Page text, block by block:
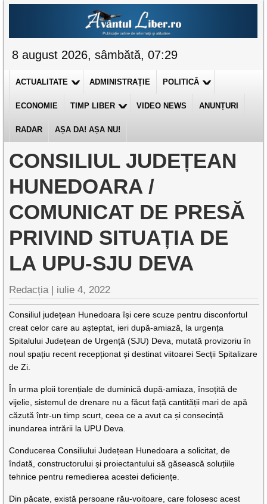
8 august 2026, sâmbătă, 07:29
ACTUALITATE ADMINISTRAȚIE POLITICĂ
ECONOMIE TIMP LIBER VIDEO NEWS ANUNȚURI
RADAR AȘA DA! AȘA NU!
CONSILIUL JUDEȚEAN
HUNEDOARA /
COMUNICAT DE PRESĂ
PRIVIND SITUAȚIA DE
LA UPU-SJU DEVA
Redacția | iulie 4, 2022
Consiliul județean Hunedoara își cere scuze pentru disconfortul
creat celor care au așteptat, ieri după-amiază, la urgența
Spitalului Județean de Urgență (SJU) Deva, mutată provizoriu în
noul spațiu recent recepționat și destinat viitoarei Secții Spitalizare
de Zi.
În urma ploii torențiale de duminică după-amiaza, însoțită de
vijelie, sistemul de drenare nu a făcut față cantității mari de apă
căzută într-un timp scurt, ceea ce a avut ca și consecință
inundarea intrării la UPU Deva.
Conducerea Consiliului Județean Hunedoara a solicitat, de
îndată, constructorului și proiectantului să găsească soluțiile
tehnice pentru remedierea acestei deficiențe.
Din păcate, există persoane rău-voitoare, care folosesc acest